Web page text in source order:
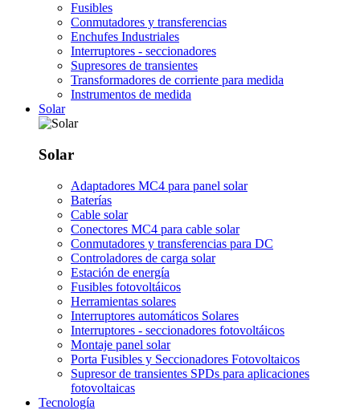
Fusibles
Conmutadores y transferencias
Enchufes Industriales
Interruptores - seccionadores
Supresores de transientes
Transformadores de corriente para medida
Instrumentos de medida
Solar
Solar
Adaptadores MC4 para panel solar
Baterías
Cable solar
Conectores MC4 para cable solar
Conmutadores y transferencias para DC
Controladores de carga solar
Estación de energía
Fusibles fotovoltáicos
Herramientas solares
Interruptores automáticos Solares
Interruptores - seccionadores fotovoltáicos
Montaje panel solar
Porta Fusibles y Seccionadores Fotovoltaicos
Supresor de transientes SPDs para aplicaciones
fotovoltaicas
Tecnología